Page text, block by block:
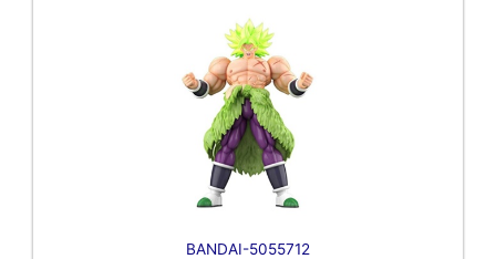
BANDAI-5055712